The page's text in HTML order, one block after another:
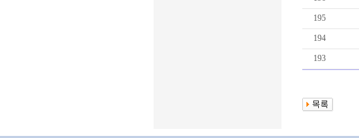
195
194
193